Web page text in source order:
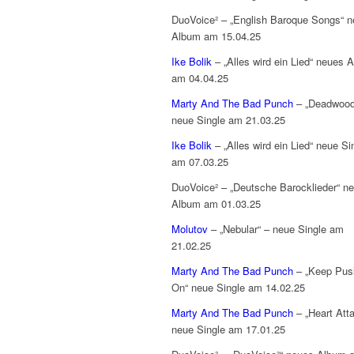
DuoVoice² – „English Baroque Songs“
Album am 15.04.25
Ike Bolik – „Alles wird ein Lied“ neues
am 04.04.25
Marty And The Bad Punch –
neue Single am 21.03.25
Ike Bolik – „Alles wird ein Lied“ neue
am 07.03.25
DuoVoice² – „Deutsche Barocklieder“
Album am 01.03.25
Molutov – „Nebular“ – neue Single am
21.02.25
Marty And The Bad Punch – „Keep
On“ neue Single am 14.02.25
Marty And The Bad Punch – „Heart
neue Single am 17.01.25